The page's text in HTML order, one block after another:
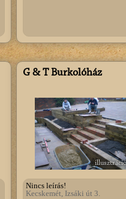
G & T Burkolóház
illusztráció
Nincs leírás!
Kecskemét, Izsáki út 3.